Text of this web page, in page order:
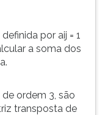
por aij = 1
a soma dos
ordem 3, são
transposta de